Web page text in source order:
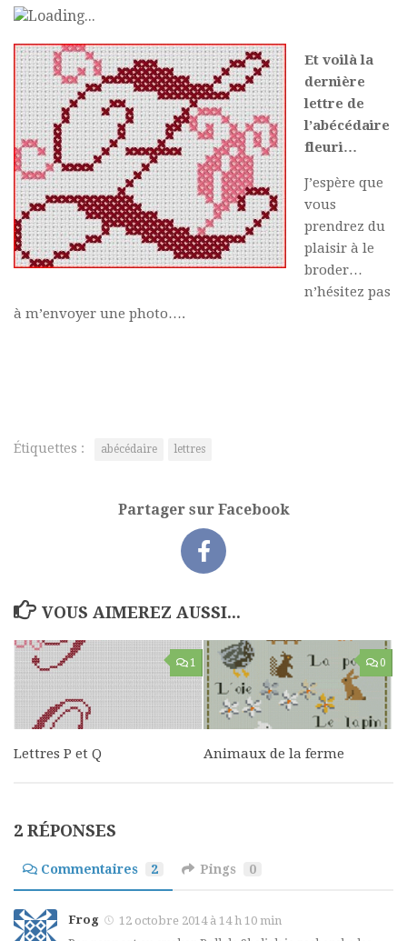
Loading...
Et voilà la
dernière
lettre de
l’abécédaire
fleuri…
J’espère que
vous
prendrez du
plaisir à le
broder…
n’hésitez pas
à m’envoyer une photo….
Étiquettes : abécédaire lettres
Partager sur Facebook
VOUS AIMEREZ AUSSI...
1
Lettres P et Q
0
Animaux de la ferme
2 RÉPONSES
Commentaires 2 Pings 0
Frog
12 octobre 2014 à 14 h 10 min